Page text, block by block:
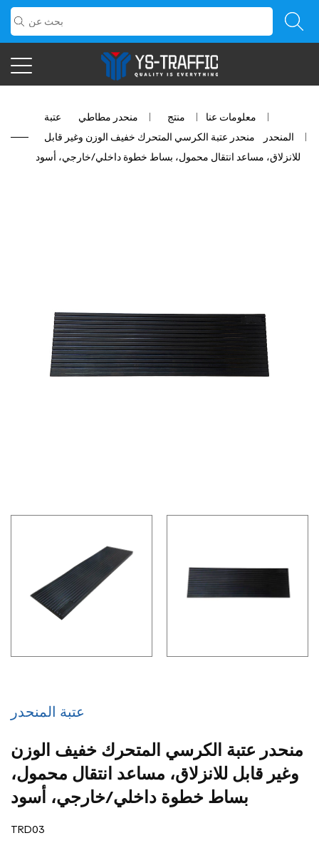
معلومات عنا منتج منحدر مطاطي عتبة
المنحدر منحدر عتبة الكرسي المتحرك خفيف الوزن وغير قابل
للانزلاق، مساعد انتقال محمول، بساط خطوة داخلي/خارجي، أسود
عتبة المنحدر
منحدر عتبة الكرسي المتحرك خفيف الوزن
وغير قابل للانزلاق، مساعد انتقال محمول،
بساط خطوة داخلي/خارجي، أسود
TRD03